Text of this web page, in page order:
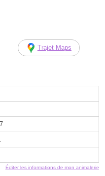
Trajet Maps
Éditer les informations de mon animalerie